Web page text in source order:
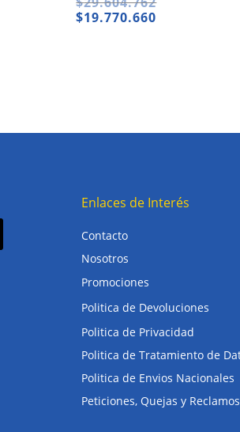
$19.770.660
Enlaces de Interés
Contacto
Nosotros
Promociones
Politica de Devoluciones
Politica de Privacidad
Politica de Tratamiento de
Politica de Envios Nacionales
Peticiones, Quejas y Reclamos